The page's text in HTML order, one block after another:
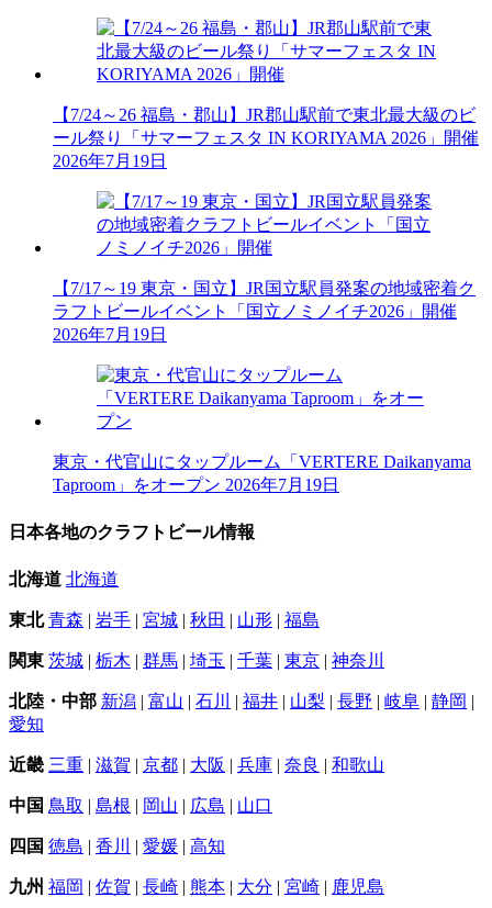
【7/24～26 福島・郡山】JR郡山駅前で東北最大級のビ
ール祭り「サマーフェスタ IN KORIYAMA 2026」開催
2026年7月19日
【7/17～19 東京・国立】JR国立駅員発案の地域密着ク
ラフトビールイベント「国立ノミノイチ2026」開催
2026年7月19日
東京・代官山にタップルーム「VERTERE Daikanyama
Taproom」をオープン 2026年7月19日
日本各地のクラフトビール情報
北海道 北海道
東北 青森 | 岩手 | 宮城 | 秋田 | 山形 | 福島
関東 茨城 | 栃木 | 群馬 | 埼玉 | 千葉 | 東京 | 神奈川
北陸・中部 新潟 | 富山 | 石川 | 福井 | 山梨 | 長野 | 岐阜 | 静岡 |
愛知
近畿 三重 | 滋賀 | 京都 | 大阪 | 兵庫 | 奈良 | 和歌山
中国 鳥取 | 島根 | 岡山 | 広島 | 山口
四国 徳島 | 香川 | 愛媛 | 高知
九州 福岡 | 佐賀 | 長崎 | 熊本 | 大分 | 宮崎 | 鹿児島